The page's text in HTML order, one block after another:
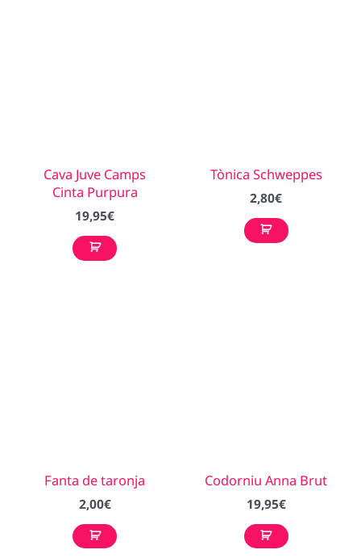
Cava Juve Camps
Cinta Purpura
19,95€
Tònica Schweppes
2,80€
Fanta de taronja
2,00€
Codorniu Anna Brut
19,95€